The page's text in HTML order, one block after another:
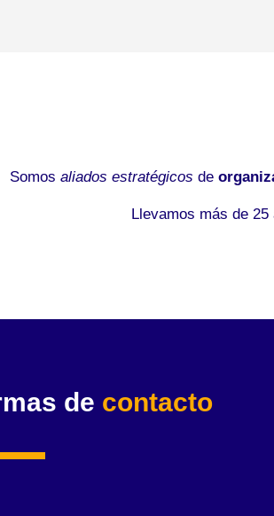
Somos aliados estratégicos de
Llevamos más de
de contacto